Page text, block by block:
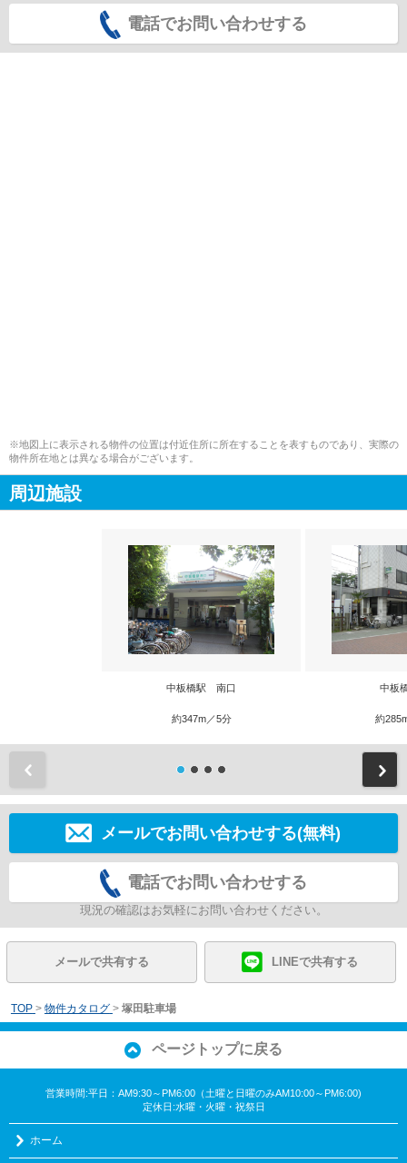
電話でお問い合わせする
※地図上に表示される物件の位置は付近住所に所在することを表すものであり、実際の
物件所在地とは異なる場合がございます。
周辺施設
中板橋駅 南口
約347m／5分
中板
約
メールでお問い合わせする(無料)
電話でお問い合わせする
現況の確認はお気軽にお問い合わせください。
メールで共有する LINEで共有する
TOP > 物件カタログ > 塚田駐車場
ページトップに戻る
営業時間:平日：AM9:30～PM6:00（土曜と日曜のみAM10:00～PM6:00)
定休日:水曜・火曜・祝祭日
ホーム